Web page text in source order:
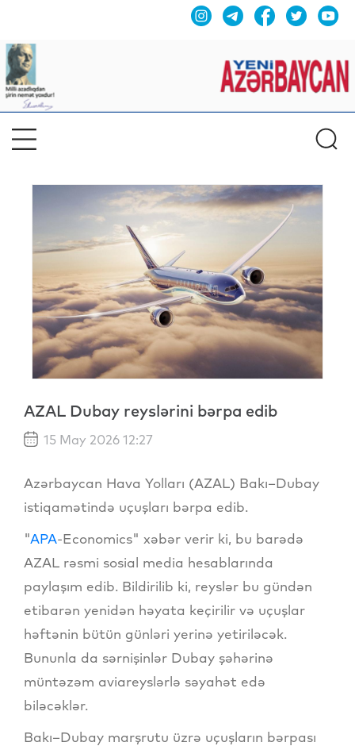
AZAL Dubay reyslərini bərpa edib
15 May 2026 12:27
Azərbaycan Hava Yolları (AZAL) Bakı–Dubay
istiqamətində uçuşları bərpa edib.
"APA-Economics" xəbər verir ki, bu barədə
AZAL rəsmi sosial media hesablarında
paylaşım edib. Bildirilib ki, reyslər bu gündən
etibarən yenidən həyata keçirilir və uçuşlar
həftənin bütün günləri yerinə yetiriləcək.
Bununla da sərnişinlər Dubay şəhərinə
müntəzəm aviareyslərlə səyahət edə
biləcəklər.
Bakı–Dubay marşrutu üzrə uçuşların bərpası